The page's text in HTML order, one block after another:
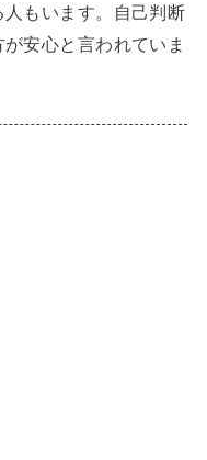
もいます。自己判断
安心と言われていま